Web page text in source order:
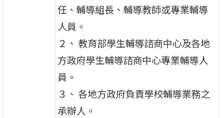
任、輔導組長、輔導教師或專業輔導
人員。
２、 教育部學生輔導諮商中心及各地
方政府學生輔導諮商中心專業輔導人
員。
３、 各地方政府負責學校輔導業務之
承辦人。